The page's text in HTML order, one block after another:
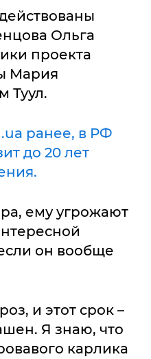
Ольга
проекта
Мария
Туул.
ранее, в РФ
до 20 лет
ему угрожают
он вообще
и этот срок –
Я знаю, что
карлика